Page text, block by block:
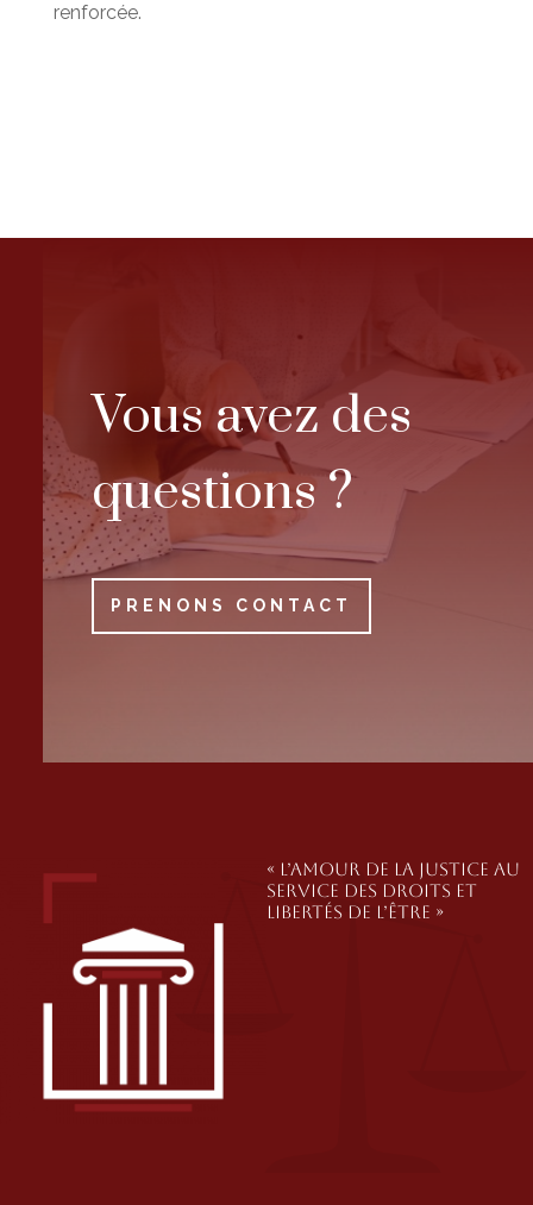
renforcée.
Vous avez des
questions ?
PRENONS CONTACT
« L’amour de la justice au
service des droits et
libertés de l’Être »